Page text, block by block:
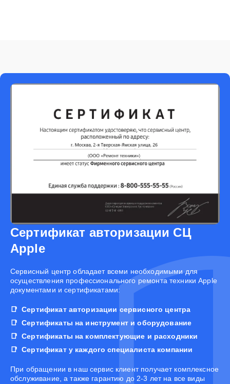
Сертификат авторизации СЦ
Apple
Cервисный центр обладает всеми необходимыми для
осуществления профессионального ремонта техники Apple
документами и сертификатами:
Сертификат авторизации сервисного центра
Сертификаты на инструмент и оборудование
Сертификаты на комплектующие и расходники
Сертификат у каждого специалиста компании
При обращении в наш сервис клиент получает комплексное
обслуживание, а также гарантию до 2-3 лет на все виды